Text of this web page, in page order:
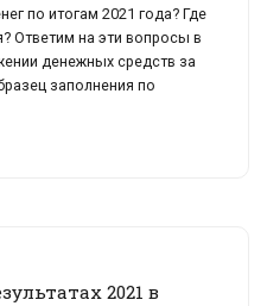
по итогам 2021 года? Где
Ответим на эти вопросы в
денежных средств за
заполнения по
2021 в